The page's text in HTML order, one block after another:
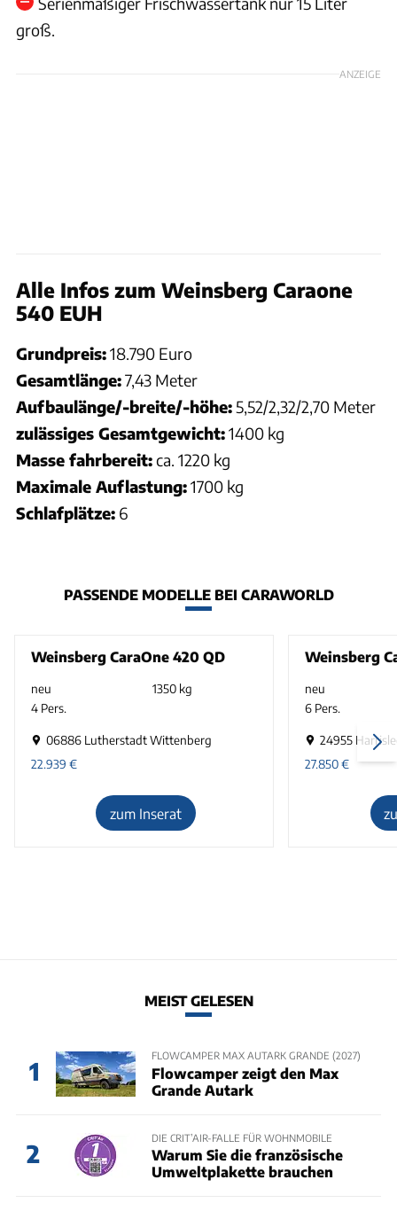
groß.
ANZEIGE
Alle Infos zum Weinsberg Caraone
540 EUH
Grundpreis:18.790 Euro
Gesamtlänge:7,43 Meter
Aufbaulänge/-breite/-höhe:5,52/2,32/2,70 Meter
zulässiges Gesamtgewicht:1400 kg
Masse fahrbereit:ca. 1220 kg
Maximale Auflastung:1700 kg
Schlafplätze: 6
PASSENDE MODELLE BEI CARAWORLD
Weinsberg CaraOne 420 QD
neu
1350 kg
4 Pers.
06886 Lutherstadt Wittenberg
22.939 €
zum Inserat
Weinsberg
neu
6 Pers.
24955
27.850€
MEIST GELESEN
1
FLOWCAMPER MAX AUTARK GRANDE (2027)
Flowcamper zeigt den Max
Grande Autark
2
DIE CRIT’AIR-FALLE FÜR WOHNMOBILE
Warum Sie die französische
Umweltplakette brauchen